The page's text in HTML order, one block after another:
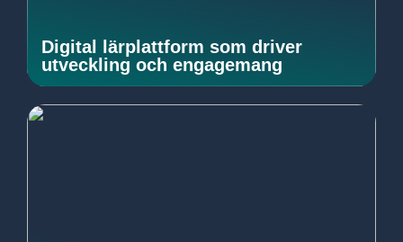
Digital lärplattform som driver
utveckling och engagemang